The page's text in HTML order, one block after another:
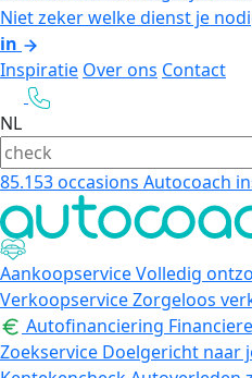
Niet zeker welke dienst je
in
Inspiratie Over ons Contact
NL
85.153occasions Autocoach
AankoopserviceVolledig
VerkoopserviceZorgeloos
Autofinanciering
Zoekservice Doelgericht naar